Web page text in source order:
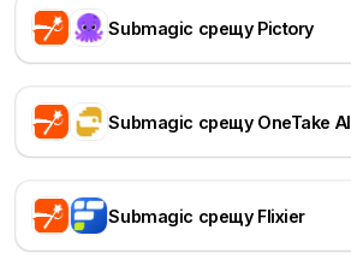
Submagic срещу Pictory
Submagic срещу OneTake AI
Submagic срещу Flixier